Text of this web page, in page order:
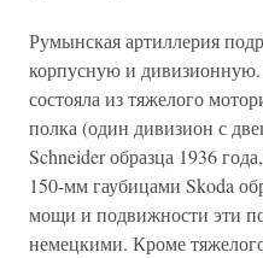
Румынская артиллерия
корпусную и дивизионную.
состояла из тяжелого
полка (один дивизион с
Schneider образца 1936
150-мм гаубицами Skoda
мощи и подвижности эти
немецкими. Кроме